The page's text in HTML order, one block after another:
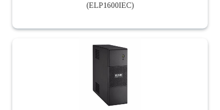
(ELP1600IEC)